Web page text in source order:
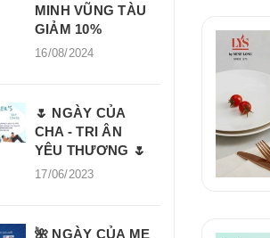
MINH VŨNG TÀU
GIẢM 10%
16/08/2024
🌷 NGÀY CỦA
CHA - TRI ÂN
YÊU THƯƠNG 🌷
17/06/2023
🌺 NGÀY CỦA MẸ